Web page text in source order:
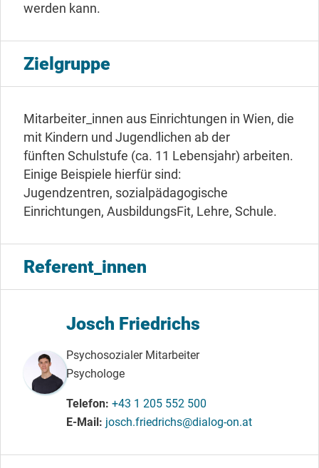
werden kann.
Zielgruppe
Mitarbeiter_innen aus Einrichtungen in Wien, die
mit Kindern und Jugendlichen ab der
fünften Schulstufe (ca. 11 Lebensjahr) arbeiten.
Einige Beispiele hierfür sind:
Jugendzentren, sozialpädagogische
Einrichtungen, AusbildungsFit, Lehre, Schule.
Referent_innen
Josch Friedrichs
Psychosozialer Mitarbeiter
Psychologe
Telefon +43 1 205 552 500
E-Mail
josch.friedrichs@dialog-on.at